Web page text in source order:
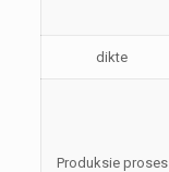
dikte
Produksie proses